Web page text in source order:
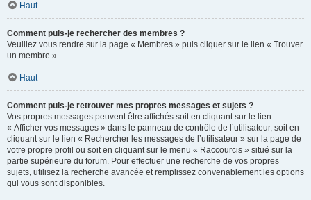
Haut
Comment puis-je rechercher des membres ?
Veuillez vous rendre sur la page « Membres » puis cliquer sur le lien « Trouver
un membre ».
Haut
Comment puis-je retrouver mes propres messages et sujets ?
Vos propres messages peuvent être affichés soit en cliquant sur le lien
« Afficher vos messages » dans le panneau de contrôle de l’utilisateur, soit en
cliquant sur le lien « Rechercher les messages de l’utilisateur » sur la page de
votre propre profil ou soit en cliquant sur le menu « Raccourcis » situé sur la
partie supérieure du forum. Pour effectuer une recherche de vos propres
sujets, utilisez la recherche avancée et remplissez convenablement les options
qui vous sont disponibles.